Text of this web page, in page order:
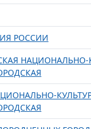
РОССИИ
НАЦИОНАЛЬНО-